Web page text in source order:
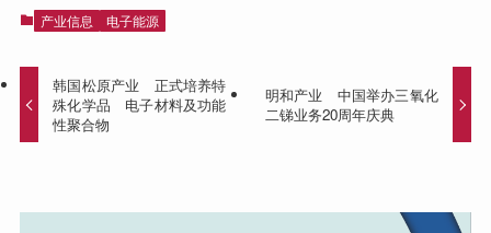
产业信息 电子能源
韩国松原产业 正式培养特
殊化学品 电子材料及功能
性聚合物
明和产业 中国举办三氧化
二锑业务20周年庆典